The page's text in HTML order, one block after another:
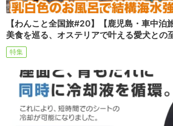
【わんこと全国旅#20】【鹿児島・車中泊
美食を巡る、オステリアで叶える愛犬との
特集